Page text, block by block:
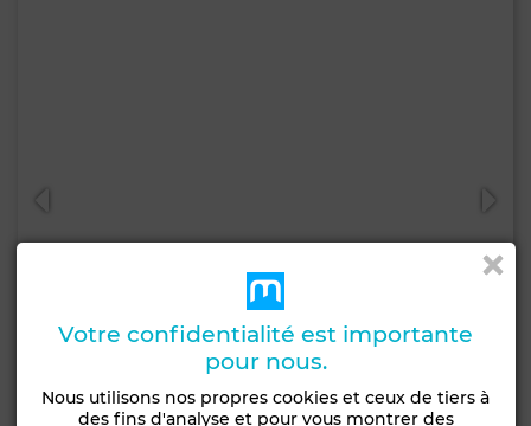
14 000 DH
Votre confidentialité est importante
pour nous.
Nous utilisons nos propres cookies et ceux de tiers à
des fins d'analyse et pour vous montrer des